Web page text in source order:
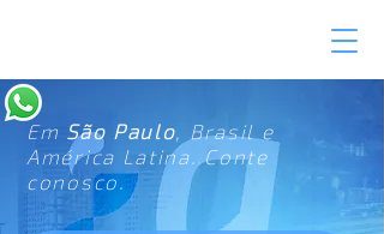
Em São Paulo, Brasil e
América Latina. Conte
conosco.